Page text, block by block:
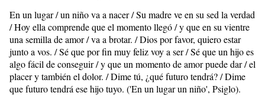
En un lugar / un niño va a nacer / Su madre ve en su sed la verdad
/ Hoy ella comprende que el momento llegó / y que en su vientre
una semilla de amor / va a brotar. / Dios por favor, quiero estar
junto a vos. / Sé que por fin muy feliz voy a ser / Sé que un hijo es
algo fácil de conseguir / y que un momento de amor puede dar / el
placer y también el dolor. / Dime tú, ¿qué futuro tendrá? / Dime
que futuro tendrá ese hijo tuyo. ('En un lugar un niño', Psiglo).